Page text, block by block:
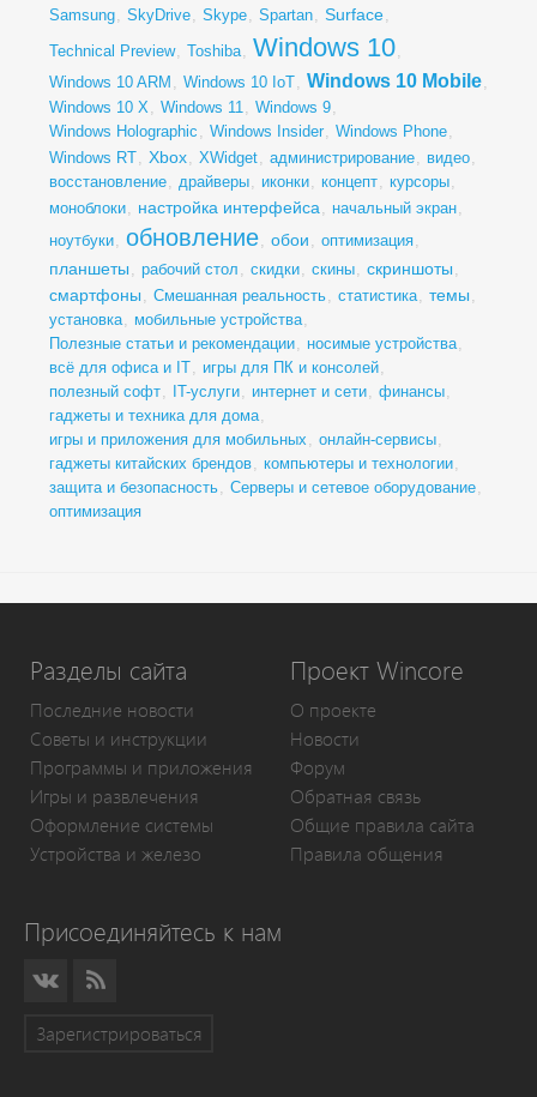
Samsung, SkyDrive, Skype, Spartan, Surface,
Technical Preview, Toshiba, Windows 10,
Windows 10 ARM , Windows 10 IoT, Windows 10 Mobile,
Windows 10 X, Windows 11, Windows 9,
Windows Holographic , Windows Insider, Windows Phone,
Windows RT, Xbox, XWidget, администрирование, видео,
восстановление, драйверы, иконки, концепт, курсоры,
моноблоки, настройка интерфейса, начальный экран,
ноутбуки, обновление, обои , оптимизация,
планшеты , рабочий стол , скидки, скины, скриншоты ,
смартфоны , Смешанная реальность, статистика, темы ,
установка, мобильные устройства,
Полезные статьи и рекомендации, носимые устройства,
всё для офиса и IT, игры для ПК и консолей,
полезный софт, IT-услуги, интернет и сети, финансы,
гаджеты и техника для дома,
игры и приложения для мобильных , онлайн-сервисы,
гаджеты китайских брендов, компьютеры и технологии,
защита и безопасность, Серверы и сетевое оборудование,
оптимизация
Разделы сайта
Последние новости
Советы и инструкции
Программы и приложения
Игры и развлечения
Оформление системы
Устройства и железо
Проект Wincore
О проекте
Новости
Форум
Обратная связь
Общие правила сайта
Правила общения
Присоединяйтесь к нам
Зарегистрироваться